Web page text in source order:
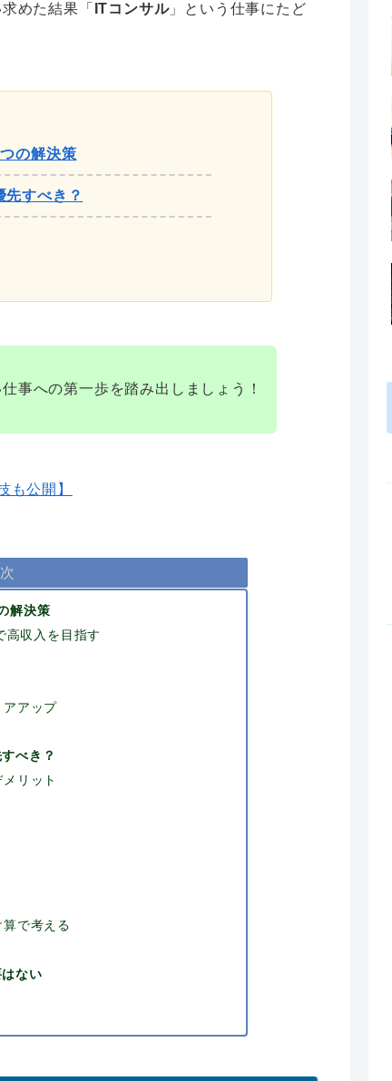
めた結果「 ITコンサル」という仕事にたど
の解決策
先すべき？
事への第一歩を踏み出しましょう！
も公開】
解決策
収入を目指す
アップ
べき？
リット
で考える
ない